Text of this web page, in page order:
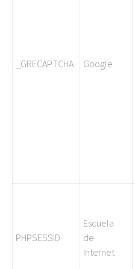
_GRECAPTCHA Google
PHPSESSID
Escuela
de
Internet